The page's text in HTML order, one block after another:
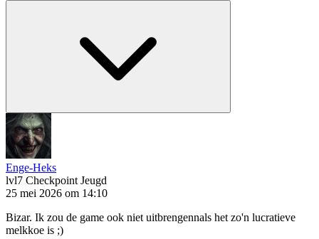
Enge-Heks
lvl7 Checkpoint Jeugd
25 mei 2026 om 14:10
Bizar. Ik zou de game ook niet uitbrengennals het zo'n lucratieve
melkkoe is ;)